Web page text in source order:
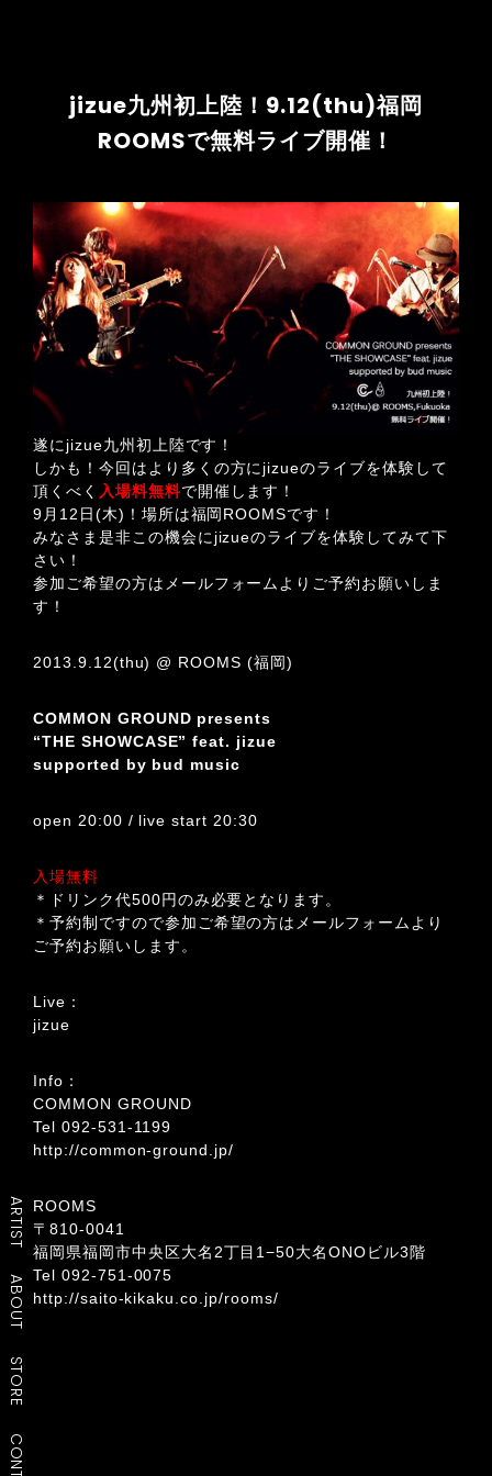
ARTIST
ABOUT
STORE
jizue九州初上陸！9.12(thu)福岡
ROOMSで無料ライブ開催！
遂にjizue九州初上陸です！
しかも！今回はより多くの方にjizueのライブを体験して
頂くべく 入場料無料で開催します！
9月12日(木)！場所は福岡ROOMSです！
みなさま是非この機会にjizueのライブを体験してみて下
さい！
参加ご希望の方はメールフォームよりご予約お願いしま
す！
2013.9.12(thu) @ ROOMS (福岡)
COMMON GROUND presents
“THE SHOWCASE” feat. jizue
supported by bud music
open 20:00 / live start 20:30
入場無料
＊ドリンク代500円のみ必要となります。
＊予約制ですので参加ご希望の方はメールフォームより
ご予約お願いします。
Live：
jizue
Info：
COMMON GROUND
Tel 092-531-1199
http://common-ground.jp/
ROOMS
〒810-0041
福岡県福岡市中央区大名2丁目1−50大名ONOビル3階
Tel 092-751-0075
http://saito-kikaku.co.jp/rooms/